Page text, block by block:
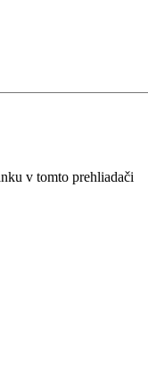
v tomto prehliadači